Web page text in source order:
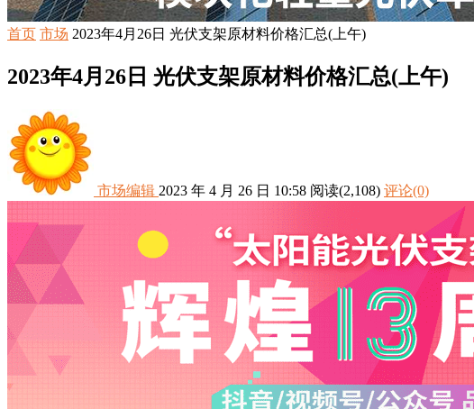
首页 市场 2023年4月26日 光伏支架原材料价格汇总(上午)
2023年4月26日 光伏支架原材料价格汇总(上午)
市场编辑 2023 年 4 月 26 日 10:58 阅读(2,108) 评论(0)